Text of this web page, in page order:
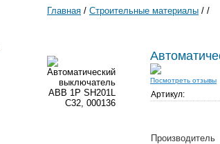
Главная / Строительные материалы / /
Посмотреть отзывы
Артикул:
Производитель